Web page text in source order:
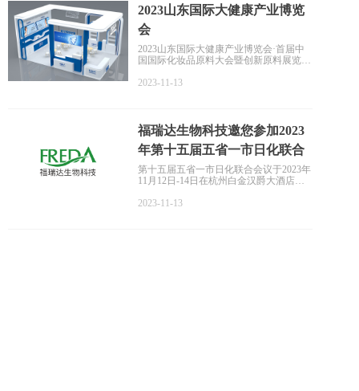
2023山东国际大健康产业博览
会
2023山东国际大健康产业博览会·首届中
国国际化妆品原料大会暨创新原料展览会
省日化行业协会、山东北方美谷化妆品研
2023-11-13
福瑞达生物科技邀您参加2023
年第十五届五省一市日化联合
会议
第十五届五省一市日化联合会议于2023年
11月12日-14日在杭州白金汉爵大酒店举
求更多高质量创新发展机遇。
2023-11-13